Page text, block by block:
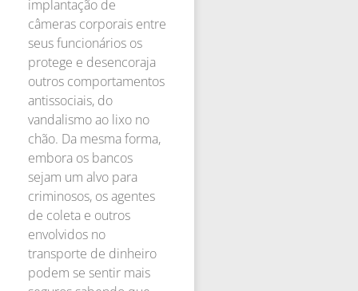
implantação de
câmeras corporais entre
seus funcionários os
protege e desencoraja
outros comportamentos
antissociais, do
vandalismo ao lixo no
chão. Da mesma forma,
embora os bancos
sejam um alvo para
criminosos, os agentes
de coleta e outros
envolvidos no
transporte de dinheiro
podem se sentir mais